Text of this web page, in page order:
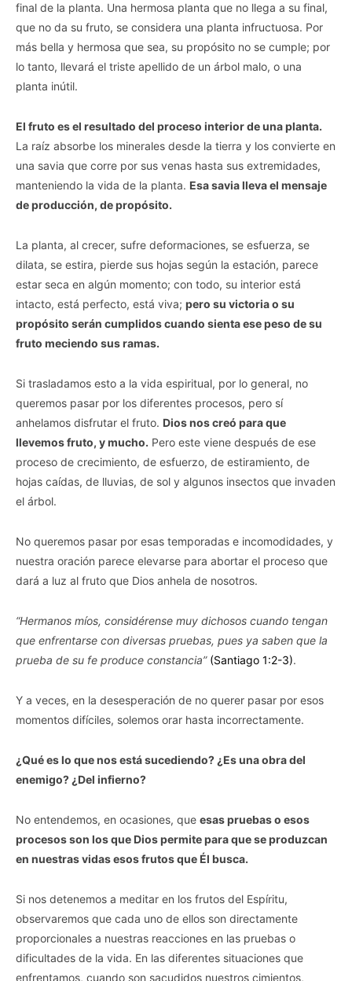
final de la planta. Una hermosa planta que no llega a su final,
que no da su fruto, se considera una planta infructuosa. Por
más bella y hermosa que sea, su propósito no se cumple; por
lo tanto, llevará el triste apellido de un árbol malo, o una
planta inútil.
El fruto es el resultado del proceso interior de una planta.
La raíz absorbe los minerales desde la tierra y los convierte en
una savia que corre por sus venas hasta sus extremidades,
manteniendo la vida de la planta. Esa savia lleva el mensaje
de producción, de propósito.
La planta, al crecer, sufre deformaciones, se esfuerza, se
dilata, se estira, pierde sus hojas según la estación, parece
estar seca en algún momento; con todo, su interior está
intacto, está perfecto, está viva; pero su victoria o su
propósito serán cumplidos cuando sienta ese peso de su
fruto meciendo sus ramas.
Si trasladamos esto a la vida espiritual, por lo general, no
queremos pasar por los diferentes procesos, pero sí
anhelamos disfrutar el fruto. Dios nos creó para que
llevemos fruto, y mucho. Pero este viene después de ese
proceso de crecimiento, de esfuerzo, de estiramiento, de
hojas caídas, de lluvias, de sol y algunos insectos que invaden
el árbol.
No queremos pasar por esas temporadas e incomodidades, y
nuestra oración parece elevarse para abortar el proceso que
dará a luz al fruto que Dios anhela de nosotros.
“Hermanos míos, considérense muy dichosos cuando tengan
que enfrentarse con diversas pruebas, pues ya saben que la
prueba de su fe produce constancia” ‭‭ (Santiago‬ ‭1‬:‭2‬-‭3).‬
Y a veces, en la desesperación de no querer pasar por esos
momentos difíciles, solemos orar hasta incorrectamente.
¿Qué es lo que nos está sucediendo? ¿Es una obra del
enemigo? ¿Del infierno?
No entendemos, en ocasiones, que esas pruebas o esos
procesos son los que Dios permite para que se produzcan
en nuestras vidas esos frutos que Él busca.
Si nos detenemos a meditar en los frutos del Espíritu,
observaremos que cada uno de ellos son directamente
proporcionales a nuestras reacciones en las pruebas o
dificultades de la vida. En las diferentes situaciones que
enfrentamos, cuando son sacudidos nuestros cimientos,